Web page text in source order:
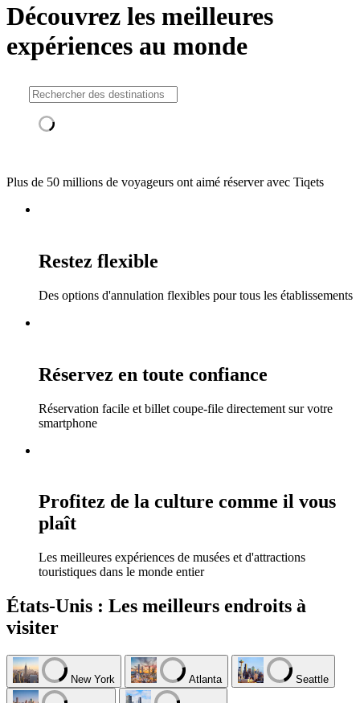
Découvrez les meilleures
expériences au monde
Plus de 50 millions de voyageurs ont aimé réserver avec Tiqets
Restez flexible
Des options d'annulation flexibles pour tous les établissements
Réservez en toute confiance
Réservation facile et billet coupe-file directement sur votre
smartphone
Profitez de la culture comme il vous
plaît
Les meilleures expériences de musées et d'attractions
touristiques dans le monde entier
États-Unis : Les meilleurs endroits à
visiter
New York Atlanta Seattle